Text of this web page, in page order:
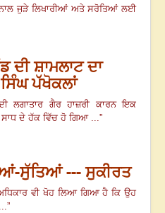
ਨਾਲ ਜੁੜੇ ਲਿਖਾਰੀਆਂ ਅਤੇ ਸਰੋਤਿਆਂ ਲਈ
ਦੀ ਸ਼ਾਮਲਾਟ ਦਾ
ਪੱਖੋਕਲਾਂ
ਲਗਾਤਾਰ ਗੈਰ ਹਾਜ਼ਰੀ ਕਾਰਨ ਇਕ
ਦੇ ਹੱਕ ਵਿੱਚ ਹੋ ਗਿਆ ...”
ਸੁੱਤਿਆਂ --- ਸੁਕੀਰਤ
ਵੀ ਖੋਹ ਲਿਆ ਗਿਆ ਹੈ ਕਿ ਉਹ